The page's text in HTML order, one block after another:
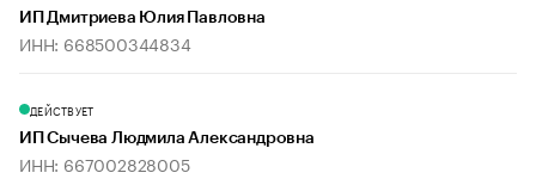
ИП Дмитриева Юлия Павловна
ИНН: 668500344834
ДЕЙСТВУЕТ
ИП Сычева Людмила Александровна
ИНН: 667002828005